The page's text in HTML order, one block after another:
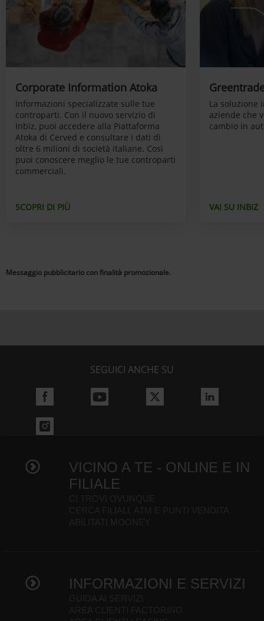
Corporate Information Atoka
Informazioni specializzate sulle tue
controparti. Con il nuovo servizio di
Inbiz, puoi accedere alla Piattaforma
Atoka di Cerved e consultare i dati di
oltre 6 milioni di società italiane. Così
puoi conoscere meglio le tue controparti
commerciali.
SCOPRI DI PIÙ
La soluzione
aziende che
cambio in
VAI SU INBIZ
Messaggio pubblicitario con finalità promozionale.
SEGUICI ANCHE SU
VICINO A TE - ONLINE E IN
FILIALE
INFORMAZIONI E SERVIZI